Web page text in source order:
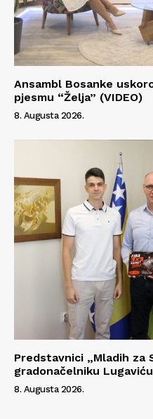
Ansambl Bosanke
pjesmu “Želja” (VIDEO)
8. Augusta 2026.
Predstavnici „Mladih za
gradonačelniku
8. Augusta 2026.